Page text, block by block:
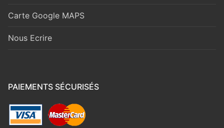
Carte Google MAPS
Nous Ecrire
PAIEMENTS SÉCURISÉS